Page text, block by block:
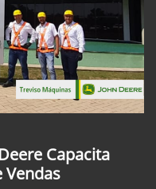
Capacita
Vendas